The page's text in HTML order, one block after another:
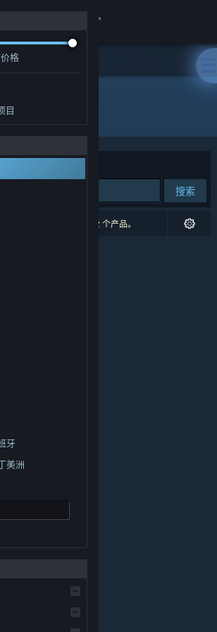
权利。所有商标均为其在
格
目
牙
美洲
搜索
据您的偏好，已排除了 2 个产品。